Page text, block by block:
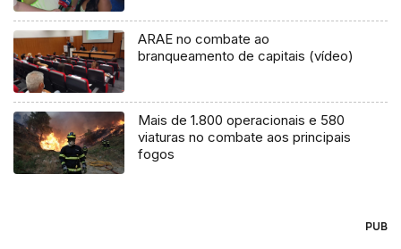
ARAE no combate ao
branqueamento de capitais (vídeo)
Mais de 1.800 operacionais e 580
viaturas no combate aos principais
fogos
PUB